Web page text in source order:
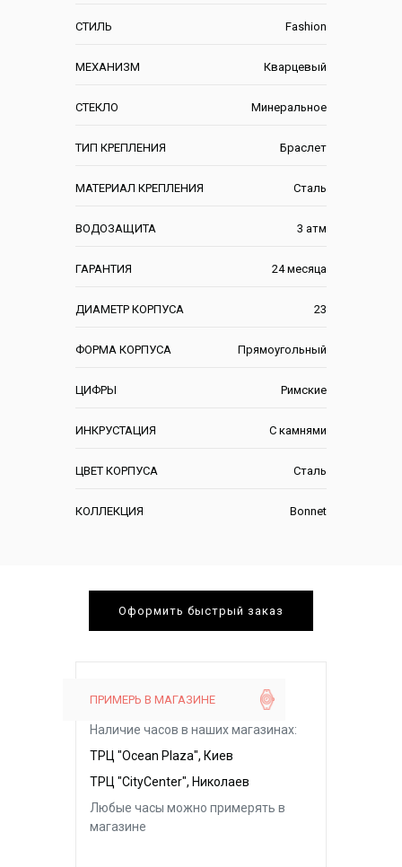
СТИЛЬ Fashion
МЕХАНИЗМ Кварцевый
СТЕКЛО Минеральное
ТИП КРЕПЛЕНИЯ Браслет
МАТЕРИАЛ КРЕПЛЕНИЯ Сталь
ВОДОЗАЩИТА 3 атм
ГАРАНТИЯ 24 месяца
ДИАМЕТР КОРПУСА 23
ФОРМА КОРПУСА Прямоугольный
ЦИФРЫ Римские
ИНКРУСТАЦИЯ С камнями
ЦВЕТ КОРПУСА Сталь
КОЛЛЕКЦИЯ Bonnet
Оформить быстрый заказ
ПРИМЕРЬ В МАГАЗИНЕ
Наличие часов в наших магазинах:
ТРЦ "Ocean Plaza", Киев
ТРЦ "CityCenter", Николаев
Любые часы можно примерять в
магазине